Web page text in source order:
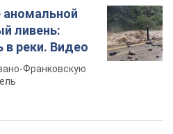
аномальной
ливень:
в реки. Видео
Франковскую